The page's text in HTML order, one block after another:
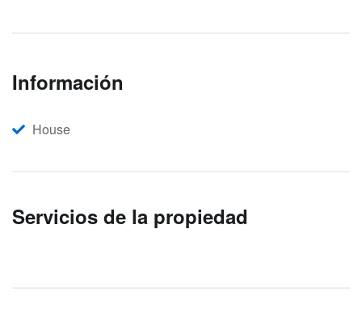
Información
House
Servicios de la propiedad